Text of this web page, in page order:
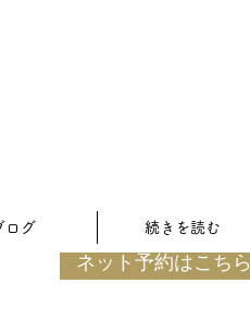
ログ 続きを読む
ネット予約はこちら